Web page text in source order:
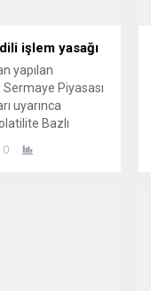
işlem yasağı
yapılan
Piyasası
uyarınca
Bazlı
kapsamında;
Holding, CW
0